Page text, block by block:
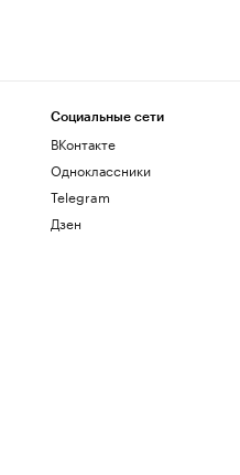
Социальные сети
ВКонтакте
Одноклассники
Telegram
Дзен